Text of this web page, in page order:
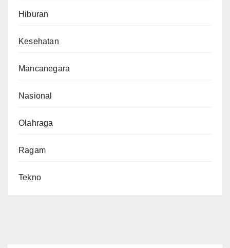
Hiburan
Kesehatan
Mancanegara
Nasional
Olahraga
Ragam
Tekno